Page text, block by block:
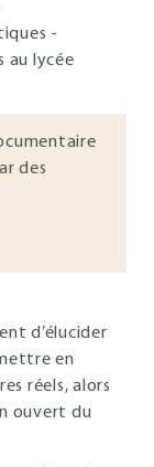
-
au lycée
des
d’élucider
en
réels, alors
ouvert du